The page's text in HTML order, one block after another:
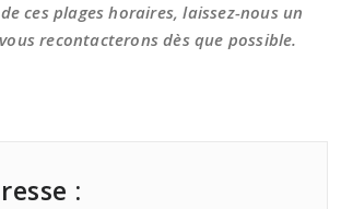
ces plages horaires, laissez-nous un
recontacterons dès que possible.
: